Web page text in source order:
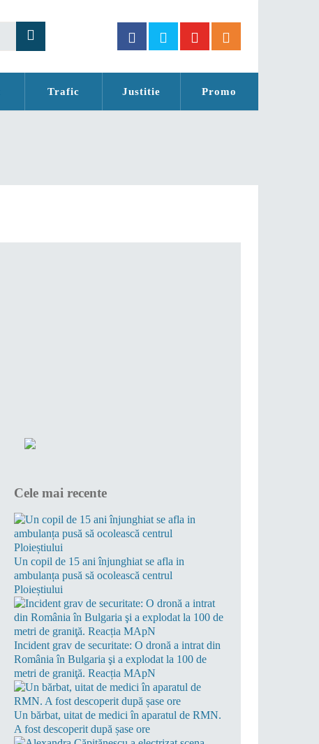
Trafic Justitie Promo
Cele mai recente
Un copil de 15 ani înjunghiat se afla in
ambulanța pusă să ocolească centrul
Ploieștiului
Incident grav de securitate: O dronă a intrat din
România în Bulgaria şi a explodat la 100 de
metri de graniţă. Reacția MApN
Un bărbat, uitat de medici în aparatul de RMN.
A fost descoperit după șase ore